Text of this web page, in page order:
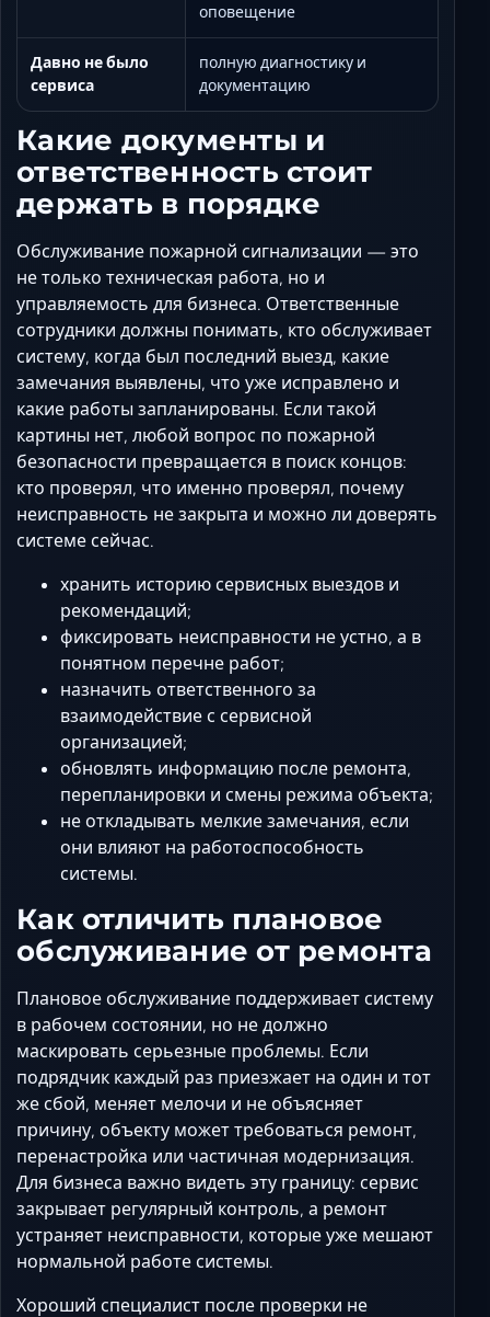
оповещение
Давно не было
сервиса
полную диагностику и
документацию
Какие документы и
ответственность стоит
держать в порядке
Обслуживание пожарной сигнализации — это
не только техническая работа, но и
управляемость для бизнеса. Ответственные
сотрудники должны понимать, кто обслуживает
систему, когда был последний выезд, какие
замечания выявлены, что уже исправлено и
какие работы запланированы. Если такой
картины нет, любой вопрос по пожарной
безопасности превращается в поиск концов:
кто проверял, что именно проверял, почему
неисправность не закрыта и можно ли доверять
системе сейчас.
хранить историю сервисных выездов и
рекомендаций;
фиксировать неисправности не устно, а в
понятном перечне работ;
назначить ответственного за
взаимодействие с сервисной
организацией;
обновлять информацию после ремонта,
перепланировки и смены режима объекта;
не откладывать мелкие замечания, если
они влияют на работоспособность
системы.
Как отличить плановое
обслуживание от ремонта
Плановое обслуживание поддерживает систему
в рабочем состоянии, но не должно
маскировать серьезные проблемы. Если
подрядчик каждый раз приезжает на один и тот
же сбой, меняет мелочи и не объясняет
причину, объекту может требоваться ремонт,
перенастройка или частичная модернизация.
Для бизнеса важно видеть эту границу: сервис
закрывает регулярный контроль, а ремонт
устраняет неисправности, которые уже мешают
нормальной работе системы.
Хороший специалист после проверки не